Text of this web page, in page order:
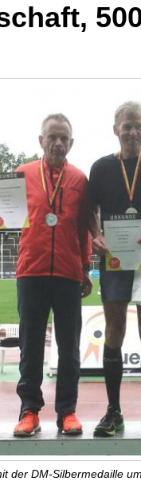
der DM-Silbermedaille